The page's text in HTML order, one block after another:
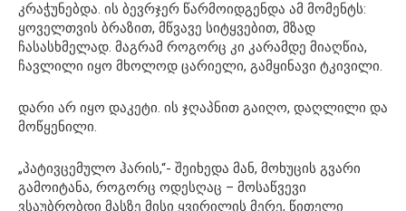
კრაჭუნებდა. ის ბევრჯერ წარმოიდგენდა ამ მომენტს:
ყოველთვის ბრაზით, მწვავე სიტყვებით, მზად
ჩასასხმელად. მაგრამ როგორც კი კარამდე მიაღწია,
ჩავლილი იყო მხოლოდ ცარიელი, გამყინავი ტკივილი.
დარი არ იყო დაკეტი. ის ჯღაპნით გაიღო, დაღლილი და
მოწყენილი.
„პატივცემულო ჰარის,“- შეიხედა მან, მოხუცის გვარი
გამოიტანა, როგორც ოდესღაც – მოსაწვევი
ვსაუბრობდი მასზე მისი ყვირილის მერე, წითელი